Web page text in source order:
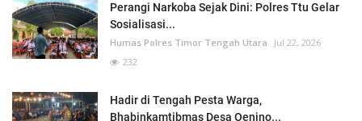
Perangi Narkoba Sejak Dini: Polres Ttu Gelar
Sosialisasi...
Humas Polres Timor Tengah Utara
Jul 22, 2026
232
Hadir di Tengah Pesta Warga,
Bhabinkamtibmas Desa Oenino...